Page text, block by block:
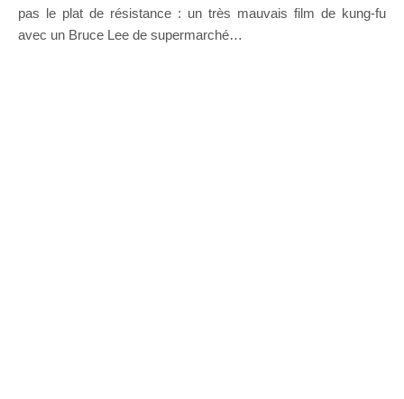
pas le plat de résistance : un très mauvais film de kung-fu
avec un Bruce Lee de supermarché…